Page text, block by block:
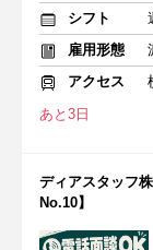
シフト
雇用形態
アクセス
あと3日
ディアスタッフ
No.10】